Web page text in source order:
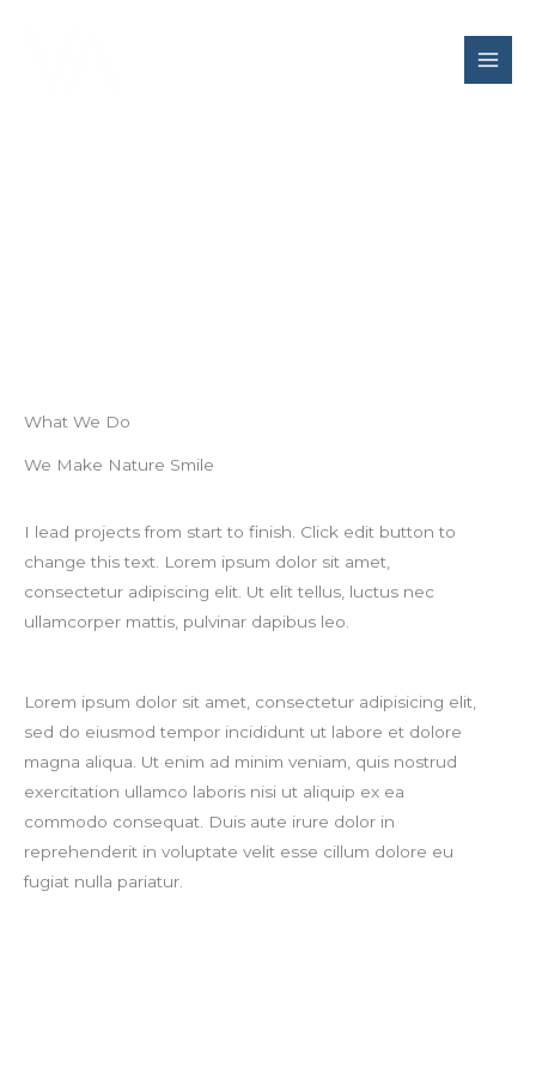
What We Do
We Make Nature Smile
I lead projects from start to finish. Click edit button to
change this text. Lorem ipsum dolor sit amet,
consectetur adipiscing elit. Ut elit tellus, luctus nec
ullamcorper mattis, pulvinar dapibus leo.
Lorem ipsum dolor sit amet, consectetur adipisicing elit,
sed do eiusmod tempor incididunt ut labore et dolore
magna aliqua. Ut enim ad minim veniam, quis nostrud
exercitation ullamco laboris nisi ut aliquip ex ea
commodo consequat. Duis aute irure dolor in
reprehenderit in voluptate velit esse cillum dolore eu
fugiat nulla pariatur.